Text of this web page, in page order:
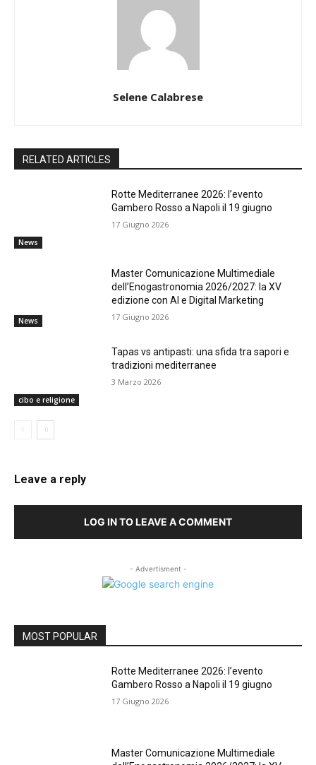
Selene Calabrese
RELATED ARTICLES
News
Rotte Mediterranee 2026: l’evento
Gambero Rosso a Napoli il 19 giugno
17 Giugno 2026
News
Master Comunicazione Multimediale
dell’Enogastronomia 2026/2027: la XV
edizione con AI e Digital Marketing
17 Giugno 2026
cibo e religione
Tapas vs antipasti: una sfida tra sapori e
tradizioni mediterranee
3 Marzo 2026
Leave a reply
LOG IN TO LEAVE A COMMENT
- Advertisment -
MOST POPULAR
Rotte Mediterranee 2026: l’evento
Gambero Rosso a Napoli il 19 giugno
17 Giugno 2026
Master Comunicazione Multimediale